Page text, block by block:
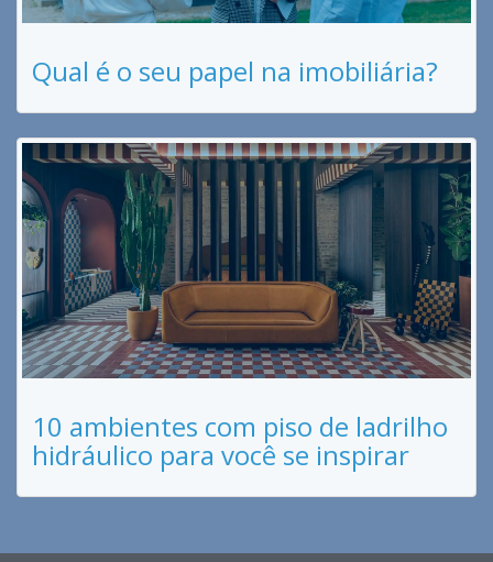
Qual é o seu papel na imobiliária?
10 ambientes com piso de ladrilho
hidráulico para você se inspirar